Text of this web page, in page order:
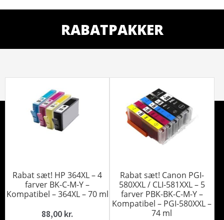
RABATPAKKER
Rabat sæt! HP 364XL – 4
farver BK-C-M-Y –
Kompatibel – 364XL – 70 ml
88,00 kr.
Rabat sæt! Canon PGI-
580XXL / CLI-581XXL – 5
farver PBK-BK-C-M-Y –
Kompatibel – PGI-580XXL –
74 ml